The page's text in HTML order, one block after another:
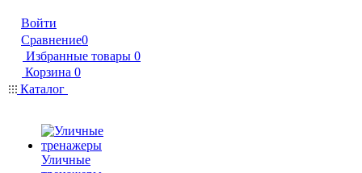
Войти
Сравнение0
Избранные товары 0
Корзина 0
Каталог
Уличные